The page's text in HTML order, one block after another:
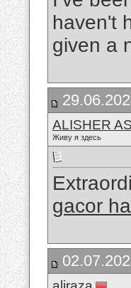
haven't
given a
ALISHER
Живу я здесь
gacor